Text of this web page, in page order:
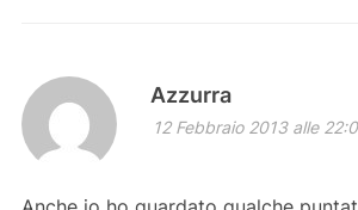
Azzurra
12 Febbraio 2013 alle